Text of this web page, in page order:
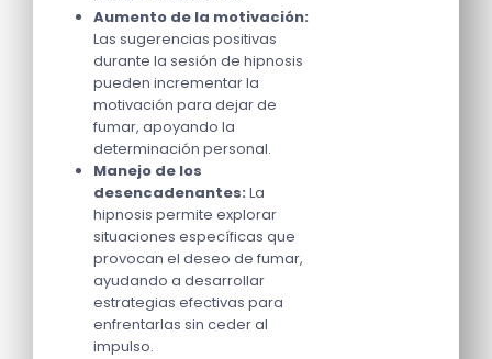
Aumento de la motivación:
Las sugerencias positivas
durante la sesión de hipnosis
pueden incrementar la
motivación para dejar de
fumar, apoyando la
determinación personal.
Manejo de los
desencadenantes: La
hipnosis permite explorar
situaciones específicas que
provocan el deseo de fumar,
ayudando a desarrollar
estrategias efectivas para
enfrentarlas sin ceder al
impulso.